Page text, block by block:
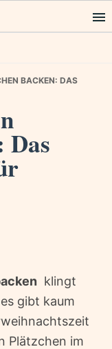
BACKEN: DAS
Das
 klingt
gibt kaum
Plätzchen im